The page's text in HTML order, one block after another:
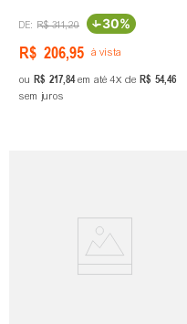
R$ 311,20 -30%
R$ 206,95 à vista
ou R$ 217,84em até4 de R$ 54,46
sem juros